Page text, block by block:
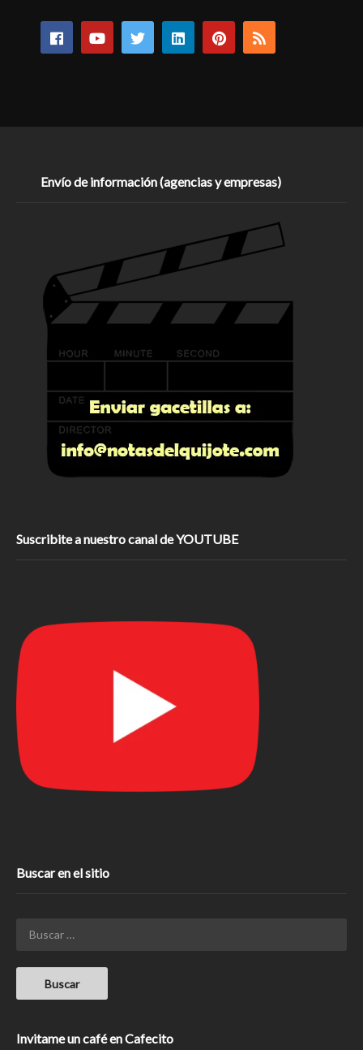
Envío de información (agencias y empresas)
Suscribite a nuestro canal de YOUTUBE
Buscar en el sitio
Invitame un café en Cafecito